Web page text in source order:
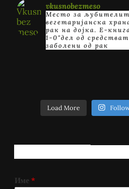
vkusnobezmeso
Место за
вегетаријанска
рак на дојка. E-
1-0"дел од
заболени од рак
Load More
Име *